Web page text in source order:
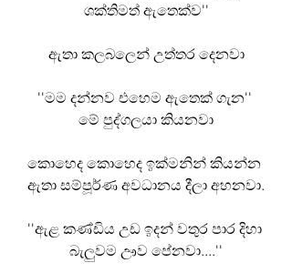
ශක්තිමත් ඇතෙක්ව''
ඇතා කලබලෙන් උත්තර දෙනවා
''මම දන්නව එහෙම ඇතෙක් ගැන''
මේ පුද්ගලයා කියනවා
කොහෙද කොහෙද ඉක්මනින් කියන්න
ඇතා සම්පූර්ණ අවධානය දීලා අහනවා.
''ඇළ කණ්ඩිය උඩ ඉදන් වතුර පාර දිහා
බැලුවම ඌව පේනවා....''